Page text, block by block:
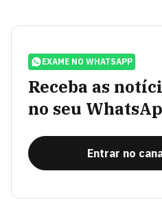
EXAME NO WHATSAPP
Receba as
no seu
Entrar no